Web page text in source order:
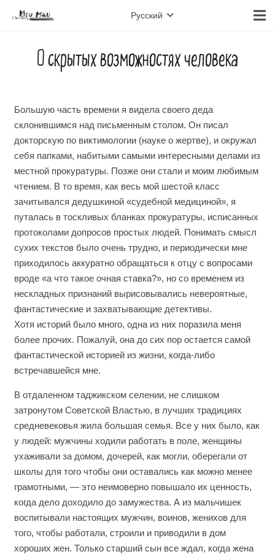
Русский
О скрытых возможностях человека
Большую часть времени я видела своего деда
склонившимся над письменным столом. Он писал
докторскую по виктимологии (науке о жертве), и окружал
себя папками, набитыми самыми интересными делами из
местной прокуратуры. Позже они стали и моим любимым
чтением. В то время, как весь мой шестой класс
зачитывался дедушкиной «судебной медициной», я
путалась в тоскливых бланках прокуратуры, исписанных
протоколами допросов простых людей. Понимать смысл
сухих текстов было очень трудно, и периодически мне
приходилось аккуратно обращаться к отцу с вопросами
вроде «а что такое очная ставка?», но со временем из
нескладных признаний вырисовывались невероятные,
фантастические и захватывающие детективы.
Хотя историй было много, одна из них поразила меня
более прочих. Пожалуй, она до сих пор остается самой
фантастической историей из жизни, когда-либо
встречавшейся мне.
В отдаленном таджикском селении, не слишком
затронутом Советской Властью, в лучших традициях
средневековья жила большая семья. Все у них было, как
у людей: мужчины ходили работать в поле, женщины
ухаживали за домом, дочерей, как могли, оберегали от
школы для того чтобы они оставались как можно менее
грамотными, — это неимоверно повышало их ценность,
когда дело доходило до замужества. А из мальчишек
воспитывали настоящих мужчин, воинов, женихов для
того, чтобы работали, строили и приводили в дом
хороших жен. Только старший сын все ждал, когда жена